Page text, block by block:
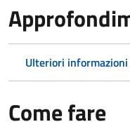
Ulteriori informazioni
Come fare